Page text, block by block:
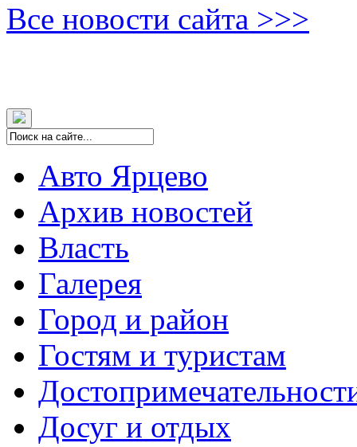
Все новости сайта >>>
Авто Ярцево
Архив новостей
Власть
Галерея
Город и район
Гостям и туристам
Досуг и отдых